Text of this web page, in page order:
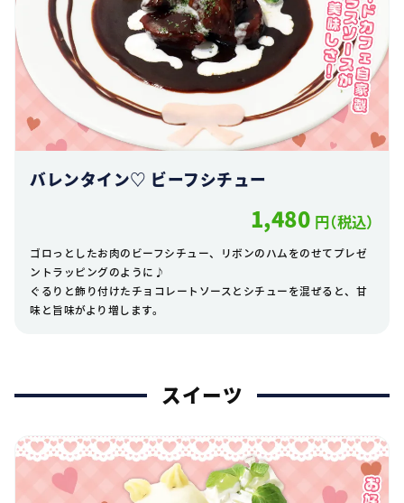
バレンタイン♡ ビーフシチュー
1,480 円（税込）
ゴロっとしたお肉のビーフシチュー、リボンのハムをのせてプレゼ
ントラッピングのように♪
ぐるりと飾り付けたチョコレートソースとシチューを混ぜると、甘
味と旨味がより増します。
スイーツ